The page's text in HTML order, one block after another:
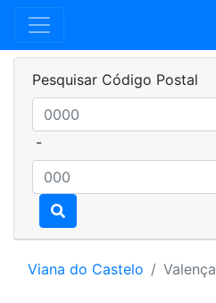
Pesquisar Código Postal
-
Viana do Castelo Valença